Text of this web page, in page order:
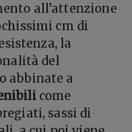
all’attenzione
cm di
la
del
abbinate a
come
sassi di